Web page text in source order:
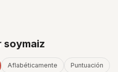
soymaiz
Aflabéticamente Puntuación